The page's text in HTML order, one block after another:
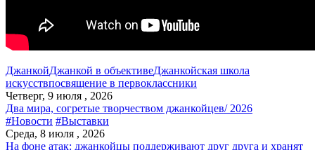
ДжанкойДжанкой в объективеДжанкойская школа
искусствпосвящение в первоклассники
Четверг, 9 июля , 2026
Два мира, согретые творчеством джанкойцев/ 2026
#Новости #Выставки
Среда, 8 июля , 2026
На фоне атак: джанкойцы поддерживают друг друга и хранят